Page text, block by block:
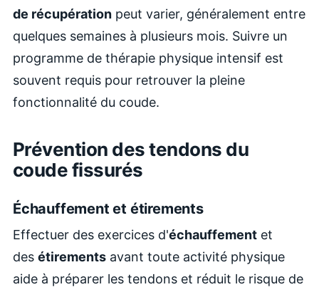
de récupération peut varier, généralement entre
quelques semaines à plusieurs mois. Suivre un
programme de thérapie physique intensif est
souvent requis pour retrouver la pleine
fonctionnalité du coude.
Prévention des tendons du
coude fissurés
Échauffement et étirements
Effectuer des exercices d'échauffement et
des étirements avant toute activité physique
aide à préparer les tendons et réduit le risque de